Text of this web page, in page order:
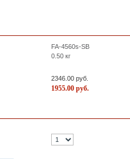
FA-4560s-SB
0.50 кг
2346.00 руб.
1955.00 руб.